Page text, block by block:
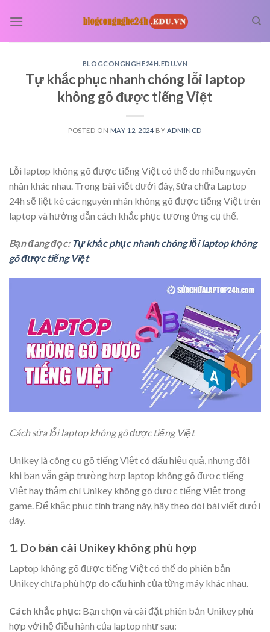
BLOGCONGNGHE24H.EDU.VN
Tự khắc phục nhanh chóng lỗi laptop
không gõ được tiếng Việt
POSTED ON MAY 12, 2024 BY ADMINCD
Lỗi laptop không gõ được tiếng Việt có thể do nhiều nguyên
nhân khác nhau. Trong bài viết dưới đây, Sửa chữa Laptop
24h sẽ liệt kê các nguyên nhân không gõ được tiếng Việt trên
laptop và hướng dẫn cách khắc phục tương ứng cụ thể.
Bạn đang đọc: Tự khắc phục nhanh chóng lỗi laptop không
gõ được tiếng Việt
Cách sửa lỗi laptop không gõ được tiếng Việt
Unikey là công cụ gõ tiếng Việt có dấu hiệu quả, nhưng đôi
khi bạn vẫn gặp trường hợp laptop không gõ được tiếng
Việt hay thậm chí Unikey không gõ được tiếng Việt trong
game. Để khắc phục tình trạng này, hãy theo dõi bài viết dưới
đây.
1. Do bản cài Unikey không phù hợp
Laptop không gõ được tiếng Việt có thể do phiên bản
Unikey chưa phù hợp do cấu hình của từng máy khác nhau.
Cách khắc phục: Bạn chọn và cài đặt phiên bản Unikeyphù
hợp với hệ điều hành của laptop như sau: